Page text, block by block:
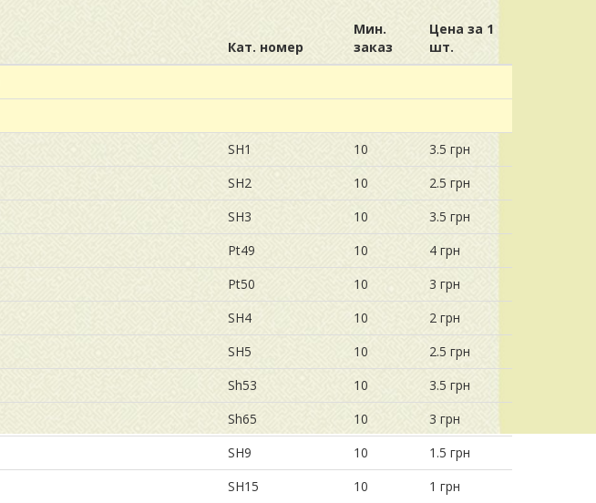
Кат. номер
Мин.
заказ
Цена за 1
шт.
SH1 10
3.5 грн
SH2 10
2.5 грн
SH3 10
3.5 грн
Pt49 10
4 грн
Pt50 10
3 грн
SH4 10
2 грн
SH5 10
2.5 грн
Sh53 10
3.5 грн
Sh65 10
3 грн
SH9 10
1.5 грн
SH15 10
1 грн